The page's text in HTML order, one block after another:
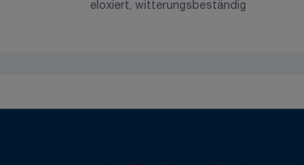
eloxiert, witterungsbeständig